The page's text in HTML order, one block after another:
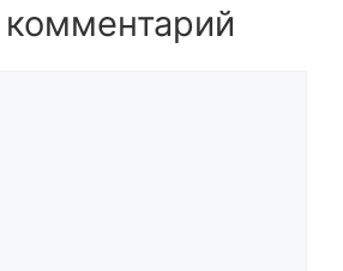
комментарий